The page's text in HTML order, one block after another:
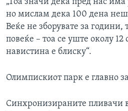
„Тоа значи дека пред нас
но мислам дека 100 дена
Веќе не зборувате за години,
повеќе – тоа се уште околу
навистина е блиску“.
Олимпискиот парк е главно
Синхронизираните пливачи